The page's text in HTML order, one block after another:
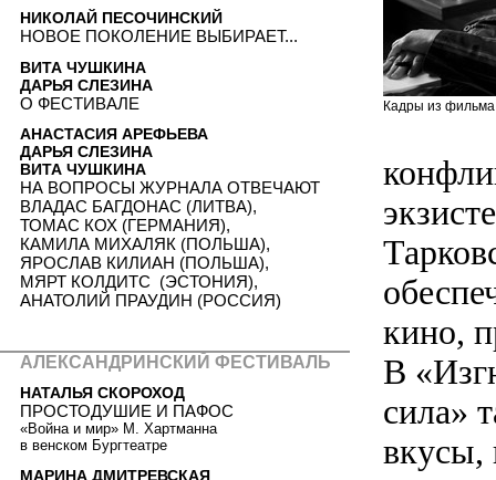
Кадры из
кино,
В
сила»
вкусы,
НИКОЛАЙ ПЕСОЧИНСКИЙ
НОВОЕ ПОКОЛЕНИЕ ВЫБИРАЕТ...
ВИТА ЧУШКИНА
ДАРЬЯ СЛЕЗИНА
О ФЕСТИВАЛЕ
АНАСТАСИЯ АРЕФЬЕВА
ДАРЬЯ СЛЕЗИНА
ВИТА ЧУШКИНА
НА ВОПРОСЫ ЖУРНАЛА ОТВЕЧАЮТ
ВЛАДАС БАГДОНАС (ЛИТВА),
ТОМАС КОХ (ГЕРМАНИЯ),
КАМИЛА МИХАЛЯК (ПОЛЬША),
ЯРОСЛАВ КИЛИАН (ПОЛЬША),
МЯРТ КОЛДИТС (ЭСТОНИЯ),
АНАТОЛИЙ ПРАУДИН (РОССИЯ)
АЛЕКСАНДРИНСКИЙ ФЕСТИВАЛЬ
НАТАЛЬЯ СКОРОХОД
ПРОСТОДУШИЕ И ПАФОС
«Война и мир» М. Хартманна
в венском Бургтеатре
МАРИНА ДМИТРЕВСКАЯ